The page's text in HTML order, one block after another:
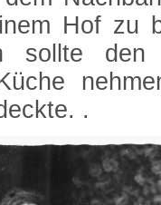
Hof zu
sollte den
.